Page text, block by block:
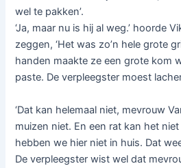
wel te pakken’.
‘Ja, maar nu is hij al weg.’ hoorde
zeggen, ‘Het was zo’n hele grote
handen maakte ze een grote kom
paste. De verpleegster moest
‘Dat kan helemaal niet, mevrouw
muizen niet. En een rat kan het
hebben we hier niet in huis. Dat
De verpleegster wist wel dat